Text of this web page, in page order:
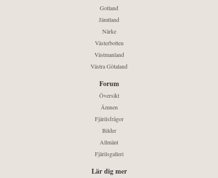
Gotland
Jämtland
Närke
Västerbotten
Västmanland
Västra Götaland
Forum
Översikt
Ämnen
Fjärilsfrågor
Bilder
Allmänt
Fjärilsgalleri
Lär dig mer